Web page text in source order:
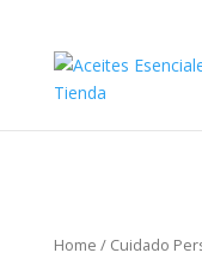
Home / Cuidado